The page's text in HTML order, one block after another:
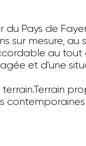
Pays de
sur mesure,
au tout
et d'une